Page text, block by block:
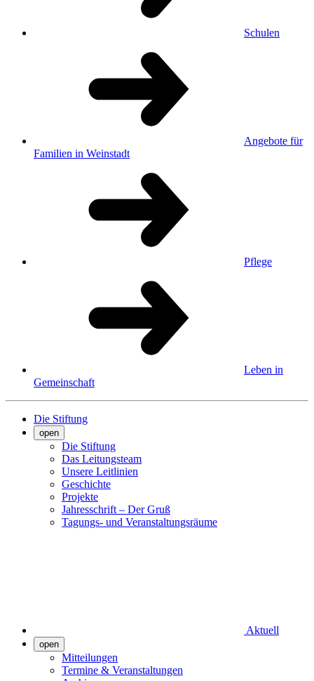
Schulen
Angebote für
Familien in Weinstadt
Pflege
Leben in
Gemeinschaft
Die Stiftung
open
Die Stiftung
Das Leitungsteam
Unsere Leitlinien
Geschichte
Projekte
Jahresschrift – Der Gruß
Tagungs- und Veranstaltungsräume
Aktuell
open
Mitteilungen
Termine & Veranstaltungen